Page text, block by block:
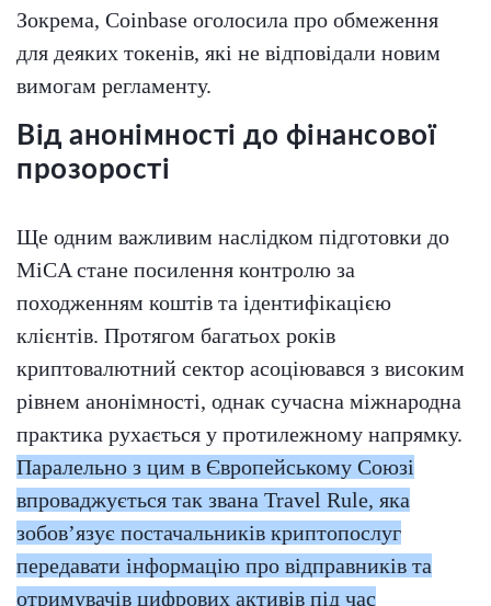
Зокрема, Coinbase оголосила про обмеження
для деяких токенів, які не відповідали новим
вимогам регламенту.
Від анонімності до фінансової
прозорості
Ще одним важливим наслідком підготовки до
MiCA стане посилення контролю за
походженням коштів та ідентифікацією
клієнтів. Протягом багатьох років
криптовалютний сектор асоціювався з високим
рівнем анонімності, однак сучасна міжнародна
практика рухається у протилежному напрямку.
Паралельно з цим в Європейському Союзі
впроваджується так звана Travel Rule, яка
зобов’язує постачальників криптопослуг
передавати інформацію про відправників та
отримувачів цифрових активів під час